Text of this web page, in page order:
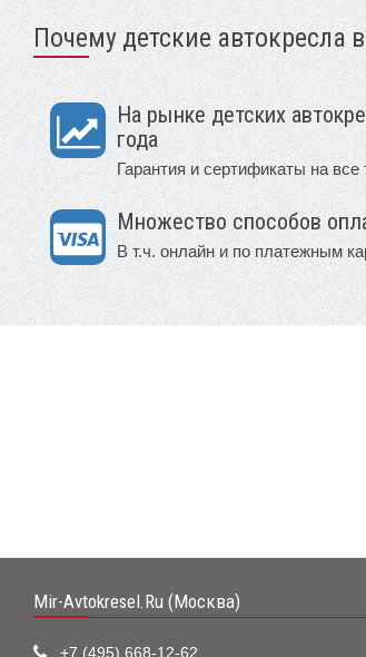
Почему детские автокресла
На рынке детских
года
Гарантия и сертификаты на все
Множество способов
В т.ч. онлайн и по платежным
Mir-Avtokresel.Ru (Москва)
+7 (495) 668-12-62